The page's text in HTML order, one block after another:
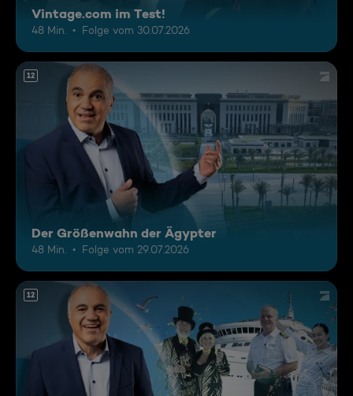
Vintage.com im Test!
48 Min. Folge vom 30.07.2026
12
Der Größenwahn der Ägypter
48 Min. Folge vom 29.07.2026
12